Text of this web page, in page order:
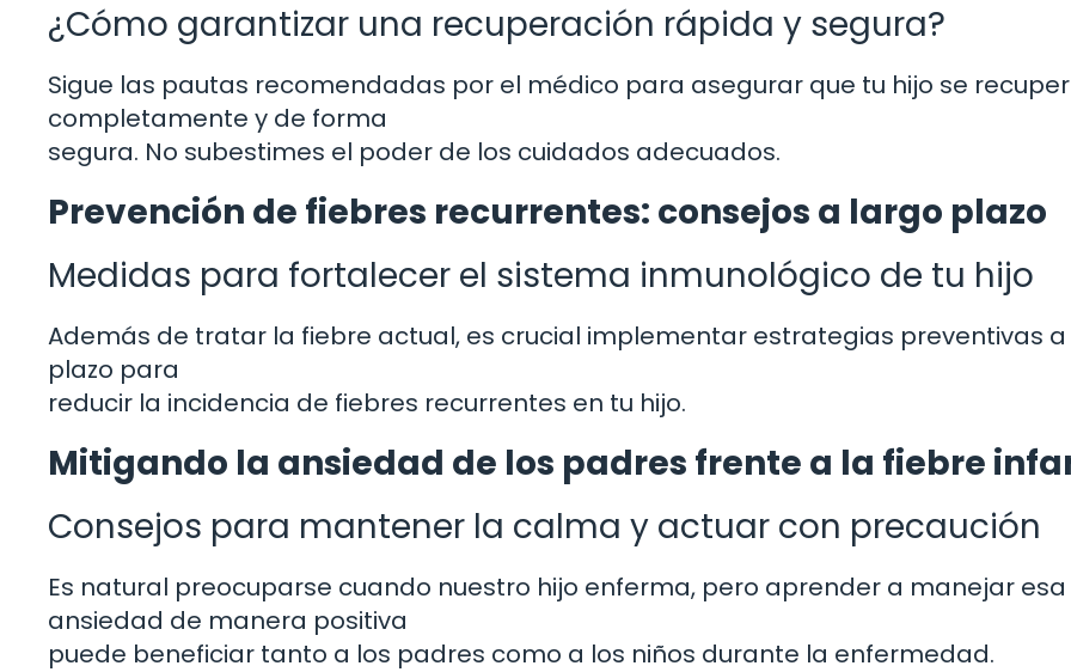
¿Cómo garantizar una recuperación rápida y segura?
Sigue las pautas recomendadas por el médico para asegurar que tu hijo se
completamente y de forma
segura. No subestimes el poder de los cuidados adecuados.
Prevención de fiebres recurrentes: consejos a largo plazo
Medidas para fortalecer el sistema inmunológico de tu hijo
Además de tratar la fiebre actual, es crucial implementar estrategias preventivas
plazo para
reducir la incidencia de fiebres recurrentes en tu hijo.
Mitigando la ansiedad de los padres frente a la fiebre
Consejos para mantener la calma y actuar con precaución
Es natural preocuparse cuando nuestro hijo enferma, pero aprender a manejar esa
ansiedad de manera positiva
puede beneficiar tanto a los padres como a los niños durante la enfermedad.